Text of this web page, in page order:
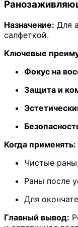
углеродная
ранозаживляющая
стерильная
для
перевязки
быстрого
заживления
ран,
пролежней,
язв
Назначение: Для
салфеткой.
Ключевые
Фокус на
Защита и
Когда применять:
Чистые
Раны после
Для
Главный вывод: